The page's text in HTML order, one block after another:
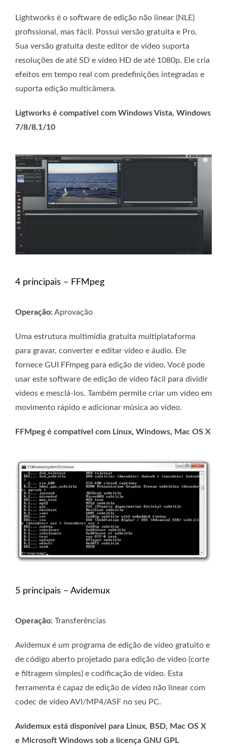
Lightworks é o software de edição não linear (NLE)
profissional, mas fácil. Possui versão gratuita e Pro.
Sua versão gratuita deste editor de vídeo suporta
resoluções de até SD e vídeo HD de até 1080p. Ele cria
efeitos em tempo real com predefinições integradas e
suporta edição multicâmera.
Ligtworks é compatível com Windows Vista, Windows
7/8/8.1/10
4 principais – FFMpeg
Operação:Aprovação
Uma estrutura multimídia gratuita multiplataforma
para gravar, converter e editar vídeo e áudio. Ele
fornece GUI FFmpeg para edição de vídeo. Você pode
usar este software de edição de vídeo fácil para dividir
vídeos e mesclá-los. Também permite criar um vídeo em
movimento rápido e adicionar música ao vídeo.
FFMpeg é compatível com Linux, Windows, Mac OS X
5 principais – Avidemux
Operação: Transferências
Avidemux é um programa de edição de vídeo gratuito e
de código aberto projetado para edição de vídeo (corte
e filtragem simples) e codificação de vídeo. Esta
ferramenta é capaz de edição de vídeo não linear com
codec de vídeo AVI/MP4/ASF no seu PC.
Avidemux está disponível para Linux, BSD, Mac OS X
e Microsoft Windows sob a licença GNU GPL